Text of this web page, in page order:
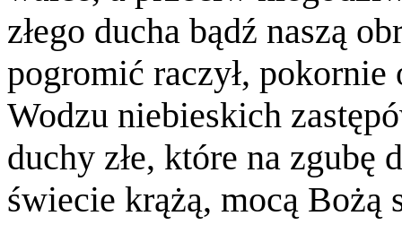
złego ducha bądź naszą
pogromić raczył, pokornie
Wodzu niebieskich
duchy złe, które na zgubę
świecie krążą, mocą Bożą